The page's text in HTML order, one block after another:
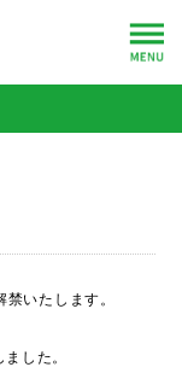
いたします。
した。